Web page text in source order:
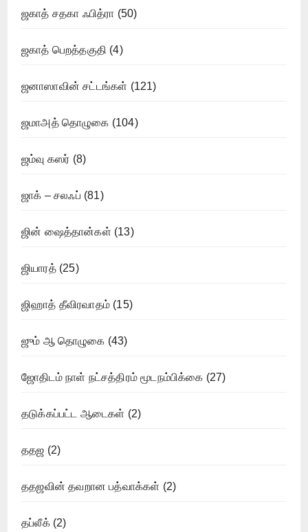
ஜகாத் சதகா ஃபித்ரா (50)
ஜகாத் பெறத்தகுதி (4)
ஜனாஸாவின் சட்டங்கள் (121)
ஜமாஅத் தொழுகை (104)
ஜம்வு கஸர் (8)
ஜாக் – சலஃப் (81)
ஜின் ஷைத்தான்கள் (13)
ஜியாரத்(25)
ஜிஹாத் தீவிரவாதம் (15)
ஜும் ஆ தொழுகை (43)
ஜோதிடம் நாள் நட்சத்திரம் மூடநம்பிக்கை (27)
தடுக்கப்பட்ட ஆடைகள் (2)
ததஜ (2)
ததஜவின் தவறான பத்வாக்கள் (2)
தப்லீக்(2)